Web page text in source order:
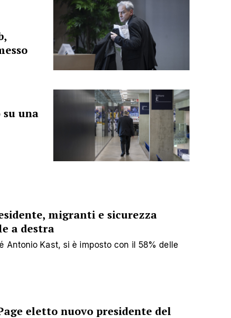
una
migranti e sicurezza
a destra
Antonio Kast, si è imposto con il 58% delle
eletto nuovo presidente del